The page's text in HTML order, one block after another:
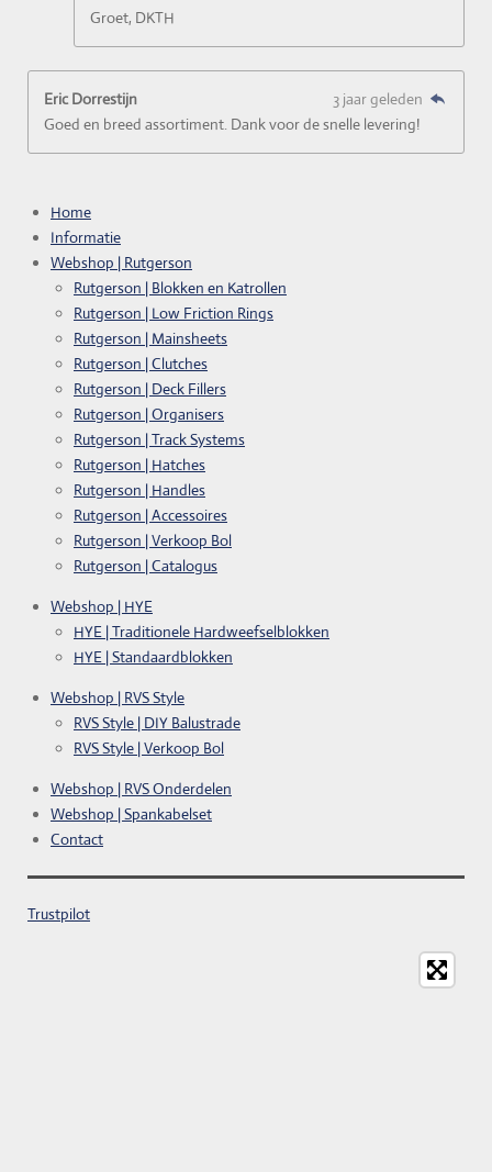
Groet, DKTH
Eric Dorrestijn
3 jaar geleden
Goed en breed assortiment. Dank voor de snelle levering!
Home
Informatie
Webshop | Rutgerson
Rutgerson | Blokken en Katrollen
Rutgerson | Low Friction Rings
Rutgerson | Mainsheets
Rutgerson | Clutches
Rutgerson | Deck Fillers
Rutgerson | Organisers
Rutgerson | Track Systems
Rutgerson | Hatches
Rutgerson | Handles
Rutgerson | Accessoires
Rutgerson | Verkoop Bol
Rutgerson | Catalogus
Webshop | HYE
HYE | Traditionele Hardweefselblokken
HYE | Standaardblokken
Webshop | RVS Style
RVS Style | DIY Balustrade
RVS Style | Verkoop Bol
Webshop | RVS Onderdelen
Webshop | Spankabelset
Contact
Trustpilot